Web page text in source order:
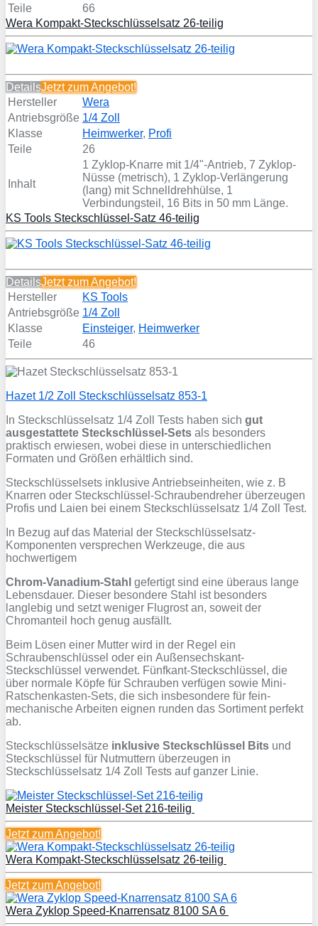
Teile
66
Wera Kompakt-Steckschlüsselsatz 26-teilig
DetailsJetzt zumAngebot!
Hersteller
Wera
Antriebsgröße 1/4 Zoll
Klasse
Heimwerker, Profi
Teile
26
Inhalt
1 Zyklop-Knarre mit 1/4"-Antrieb, 7 Zyklop-
Nüsse (metrisch), 1 Zyklop-Verlängerung
(lang) mit Schnelldrehhülse, 1
Verbindungsteil, 16 Bits in 50 mm Länge.
KS Tools Steckschlüssel-Satz 46-teilig
DetailsJetzt zumAngebot!
Hersteller
KS Tools
Antriebsgröße 1/4 Zoll
Klasse
Einsteiger, Heimwerker
Teile
46
Hazet 1/2 Zoll Steckschlüsselsatz 853-1
In Steckschlüsselsatz 1/4 Zoll Tests haben sich gut
ausgestattete Steckschlüssel-Sets als besonders
praktisch erwiesen, wobei diese in unterschiedlichen
Formaten und Größen erhältlich sind.
Steckschlüsselsets inklusive Antriebseinheiten, wie z. B
Knarren oder Steckschlüssel-Schraubendreher überzeugen
Profis und Laien bei einem Steckschlüsselsatz 1/4 Zoll Test.
In Bezug auf das Material der Steckschlüsselsatz-
Komponenten versprechen Werkzeuge, die aus
hochwertigem
Chrom-Vanadium-Stahl gefertigt sind eine überaus lange
Lebensdauer. Dieser besondere Stahl ist besonders
langlebig und setzt weniger Flugrost an, soweit der
Chromanteil hoch genug ausfällt.
Beim Lösen einer Mutter wird in der Regel ein
Schraubenschlüssel oder ein Außensechskant-
Steckschlüssel verwendet. Fünfkant-Steckschlüssel, die
über normale Köpfe für Schrauben verfügen sowie Mini-
Ratschenkasten-Sets, die sich insbesondere für fein-
mechanische Arbeiten eignen runden das Sortiment perfekt
ab.
Steckschlüsselsätze inklusive Steckschlüssel Bits und
Steckschlüssel für Nutmuttern überzeugen in
Steckschlüsselsatz 1/4 Zoll Tests auf ganzer Linie.
Meister Steckschlüssel-Set 216-teilig
Jetzt zumAngebot!
Wera Kompakt-Steckschlüsselsatz 26-teilig
Jetzt zumAngebot!
Wera Zyklop Speed-Knarrensatz 8100 SA 6